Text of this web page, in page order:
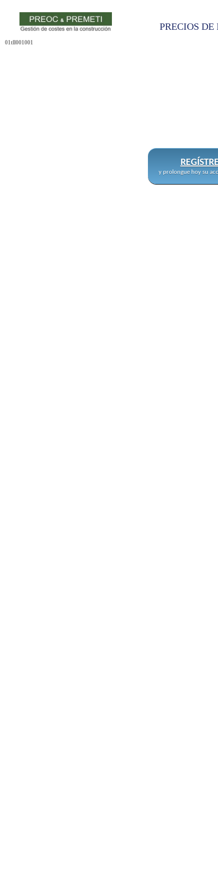
PRECIOS
01tll001001
y prolongue hoy su